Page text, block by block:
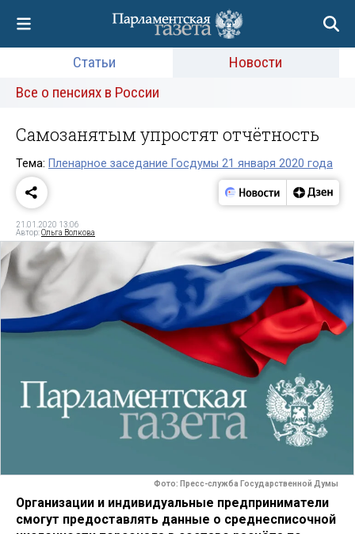
Статьи
Новости
Все о пенсиях в России
Самозанятым упростят отчётность
Тема: Пленарное заседание Госдумы 21 января 2020 года
21.01.2020 13:06
Автор:Ольга Волкова
Фото: Пресс-служба Государственной Думы
Организации и индивидуальные предприниматели
смогут предоставлять данные о среднесписочной